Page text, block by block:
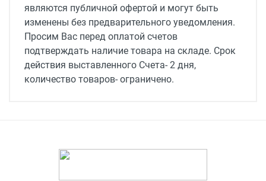
являются публичной офертой и могут быть
изменены без предварительного уведомления.
Просим Вас перед оплатой счетов
подтверждать наличие товара на складе. Срок
действия выставленного Счета- 2 дня,
количество товаров- ограничено.